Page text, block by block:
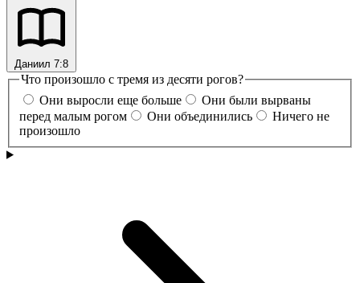
Даниил 7:8
Что произошло с тремя из десяти рогов?
Они выросли еще больше
Они были вырваны
перед малым рогом
Они объединились
Ничего не
произошло